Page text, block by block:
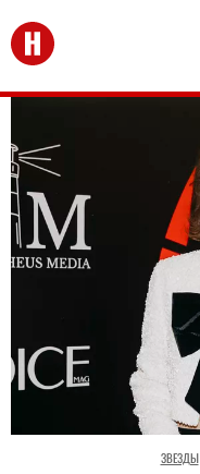
Перейти на главную
ЗВЕЗДЫ